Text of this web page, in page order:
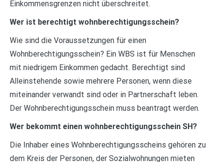
Einkommensgrenzen nicht überschreitet.
Wer ist berechtigt wohnberechtigungsschein?
Wie sind die Voraussetzungen für einen
Wohnberechtigungsschein? Ein WBS ist für Menschen
mit niedrigem Einkommen gedacht. Berechtigt sind
Alleinstehende sowie mehrere Personen, wenn diese
miteinander verwandt sind oder in Partnerschaft leben.
Der Wohnberechtigungsschein muss beantragt werden.
Wer bekommt einen wohnberechtigungsschein SH?
Die Inhaber eines Wohnberechtigungsscheins gehören zu
dem Kreis der Personen, der Sozialwohnungen mieten